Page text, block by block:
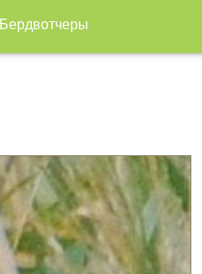
Бердвотчеры